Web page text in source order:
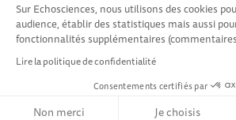
Sur Echosciences, nous utilisons des cookies
audience, établir des statistiques mais aussi
fonctionnalités supplémentaires
Lire la politique de confidentialité
Consentements certifiés par
Non merci Je choisis
Explorer, s’exprimer, rentrer en contact
Hauts-de-France est le réseau social
sciences et de technologies du territoire
Mentions légales|Politique de
Ligne éditoriale